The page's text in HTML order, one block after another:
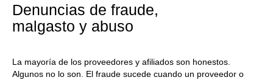
Denuncias de fraude,
malgasto y abuso
La mayoría de los proveedores y afiliados son honestos.
Algunos no lo son. El fraude sucede cuando un proveedor o